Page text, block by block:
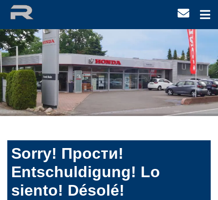
Sorry! Прости!
Entschuldigung! Lo
siento! Désolé!